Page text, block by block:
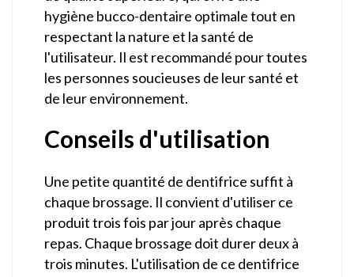
hygiène bucco-dentaire optimale tout en
respectant la nature et la santé de
l'utilisateur. Il est recommandé pour toutes
les personnes soucieuses de leur santé et
de leur environnement.
Conseils d'utilisation
Une petite quantité de dentifrice suffit à
chaque brossage. Il convient d'utiliser ce
produit trois fois par jour après chaque
repas. Chaque brossage doit durer deux à
trois minutes. L'utilisation de ce dentifrice